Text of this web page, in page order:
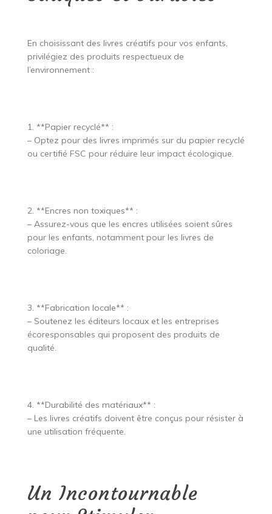
En choisissant des livres créatifs pour vos enfants,
privilégiez des produits respectueux de
l’environnement :
1. **Papier recyclé** :
– Optez pour des livres imprimés sur du papier recyclé
ou certifié FSC pour réduire leur impact écologique.
2. **Encres non toxiques** :
– Assurez-vous que les encres utilisées soient sûres
pour les enfants, notamment pour les livres de
coloriage.
3. **Fabrication locale** :
– Soutenez les éditeurs locaux et les entreprises
écoresponsables qui proposent des produits de
qualité.
4. **Durabilité des matériaux** :
– Les livres créatifs doivent être conçus pour résister à
une utilisation fréquente.
Un Incontournable